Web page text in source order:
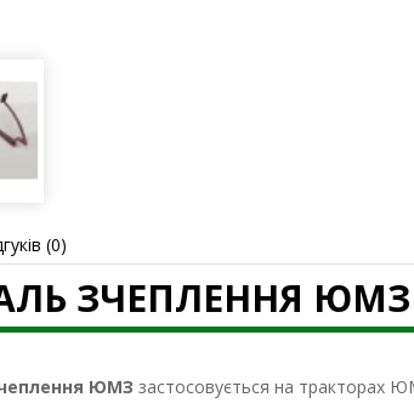
(0)
ЗЧЕПЛЕННЯ ЮМЗ
ЮМЗ застосовується на тракторах